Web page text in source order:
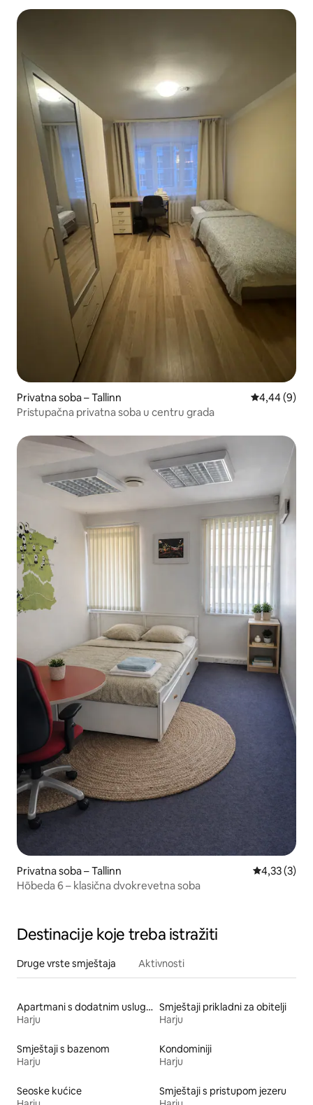
Privatna soba – Tallinn Prosječna
4,44 (9)
Pristupačna privatna soba u centru grada
Privatna soba – Tallinn Prosječna
4,33 (3)
Hõbeda 6 – klasična dvokrevetna soba
Destinacije koje treba istražiti
Druge vrste smještaja Aktivnosti
Apartmani s dodatnim uslugama
Harju
Smještaji prikladni za obitelji
Harju
Smještaji s bazenom
Harju
Kondominiji
Harju
Seoske kućice
Smještaji s pristupom jezeru